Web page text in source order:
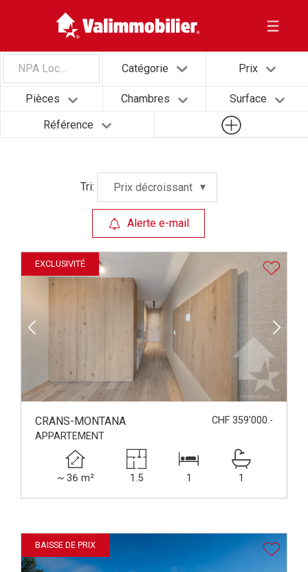
Catégorie
NPA Localité Prix
Pièces Chambres
Surface
Référence
Tri: Prix décroissant
Alerte e-mail
EXCLUSIVITÉ
CRANS-MONTANA
CHF 359'000.-
APPARTEMENT
~ 36 m² 1.5 1 1
BAISSE DE PRIX